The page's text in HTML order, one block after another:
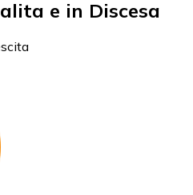
e in Discesa